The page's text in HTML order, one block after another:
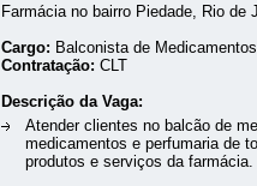
Farmácia no bairro Piedade, Rio de
Cargo: Balconista de Medicamentos
Contratação: CLT
Descrição da Vaga:
Atender clientes no balcão de
medicamentos e perfumaria de
produtos e serviços da farmácia.